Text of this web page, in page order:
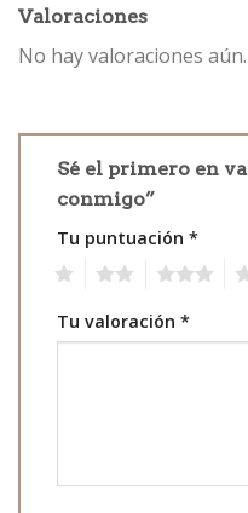
Valoraciones
No hay valoraciones aún.
Sé el primero en
conmigo”
Tu puntuación *
Tu valoración *